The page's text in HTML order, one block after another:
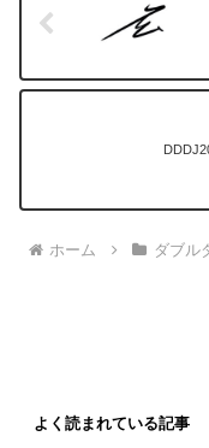
ホーム ダブル
よく読まれている記事